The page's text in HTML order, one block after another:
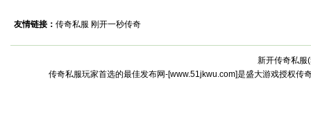
激烈战斗
友情链接： 传奇私服 刚开一秒传奇
新开传奇私服(
传奇私服玩家首选的最佳发布网-[www.51jkwu.com]是盛大游戏授权传